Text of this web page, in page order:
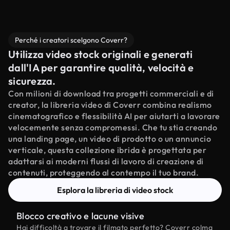
Perché i creatori scelgono Coverr?
Utilizza video stock originali e generati
dall'IA per garantire qualità, velocità e
sicurezza.
Con milioni di download tra progetti commerciali e di
creator, la libreria video di Coverr combina realismo
cinematografico e flessibilità AI per aiutarti a lavorare
velocemente senza compromessi. Che tu stia creando
una landing page, un video di prodotto o un annuncio
verticale, questa collezione ibrida è progettata per
adattarsi ai moderni flussi di lavoro di creazione di
contenuti, proteggendo al contempo il tuo brand.
Esplora la libreria di video stock
Blocco creativo e lacune visive
Hai difficoltà a trovare il filmato perfetto? Coverr colma